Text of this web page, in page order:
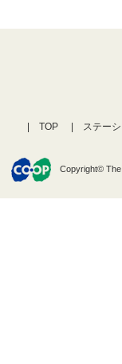
TOP ステー
Copyright© The